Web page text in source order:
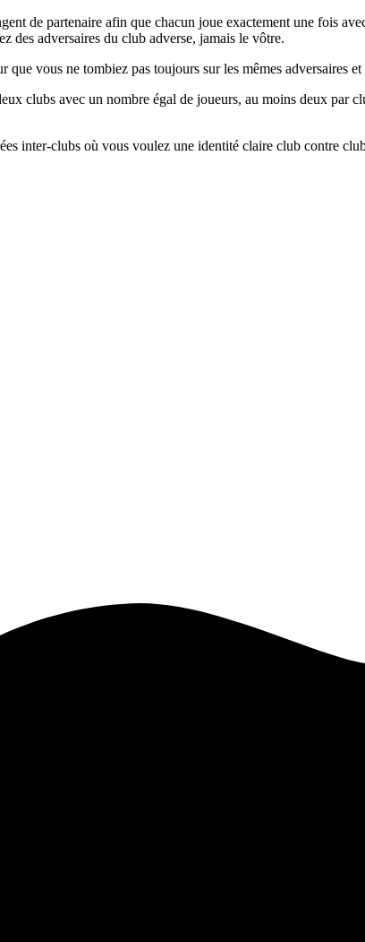
de partenaire afin que chacun joue exactement une fois
des adversaires du club adverse, jamais le vôtre.
vous ne tombiez pas toujours sur les mêmes adversaires
clubs avec un nombre égal de joueurs, au moins deux par
inter-clubs où vous voulez une identité claire club contre